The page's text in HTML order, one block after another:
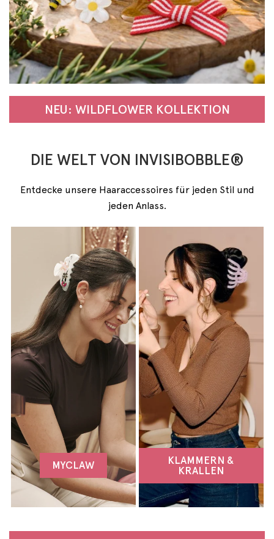
NEU: WILDFLOWER KOLLEKTION
DIE WELT VON INVISIBOBBLE®
Entdecke unsere Haaraccessoires für jeden Stil und
jeden Anlass.
MYCLAW
KLAMMERN &
KRALLEN